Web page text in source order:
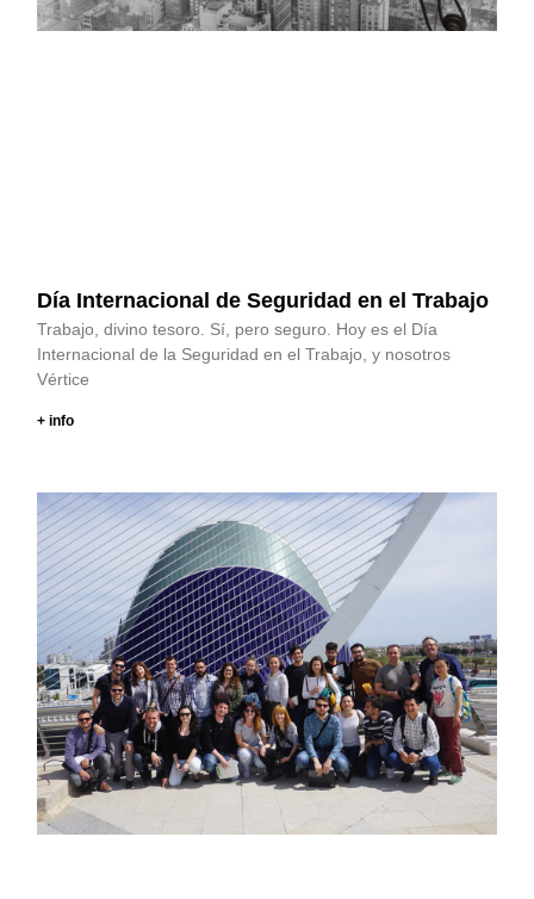
Día Internacional de Seguridad en el Trabajo
Trabajo, divino tesoro. Sí, pero seguro. Hoy es el Día
Internacional de la Seguridad en el Trabajo, y nosotros
Vértice
+ info